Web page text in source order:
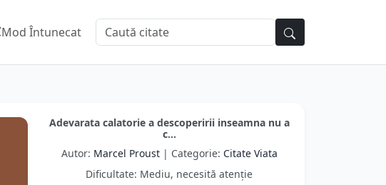
Mod Întunecat
Adevarata calatorie a descoperirii inseamna nu a
c...
Autor: Marcel Proust| Categorie: Citate Viata
Dificultate: Mediu, necesită atenție